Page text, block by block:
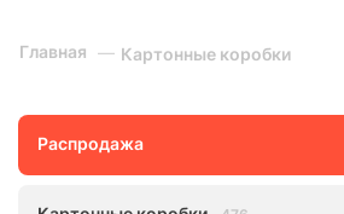
Главная Картонные коробки
Распродажа